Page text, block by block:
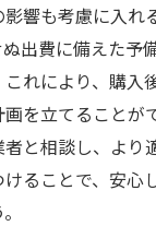
響も考慮に入れ
出費に備えた予
れにより、購入
を立てることが
と相談し、より
ることで、安心